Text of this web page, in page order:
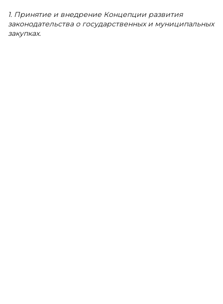
1. Принятие и внедрение Концепции развития
законодательства о государственных и муниципальных
закупках.